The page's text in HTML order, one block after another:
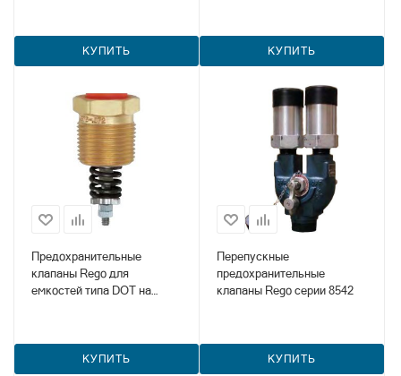
КУПИТЬ КУПИТЬ
Предохранительные
клапаны Rego для
емкостей типа DOT на
КУПИТЬ
Перепускные
предохранительные
клапаны Rego серии 8542
КУПИТЬ